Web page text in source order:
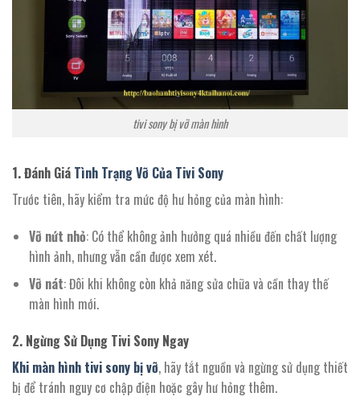
tivi sony bị vỡ màn hình
1. Đánh Giá Tình Trạng Vỡ Của Tivi Sony
Trước tiên, hãy kiểm tra mức độ hư hỏng của màn hình:
Vỡ nứt nhỏ: Có thể không ảnh hưởng quá nhiều đến chất lượng
hình ảnh, nhưng vẫn cần được xem xét.
Vỡ nát: Đôi khi không còn khả năng sửa chữa và cần thay thế
màn hình mới.
2. Ngừng Sử Dụng Tivi Sony Ngay
Khi màn hình tivi sony bị vỡ, hãy tắt nguồn và ngừng sử dụng thiết
bị để tránh nguy cơ chập điện hoặc gây hư hỏng thêm.